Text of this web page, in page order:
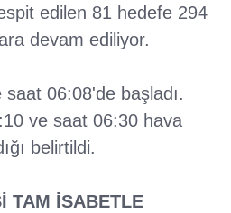
edilen 81 hedefe 294
devam ediliyor.
06:08'de başladı.
ve saat 06:30 hava
belirtildi.
TAM İSABETLE